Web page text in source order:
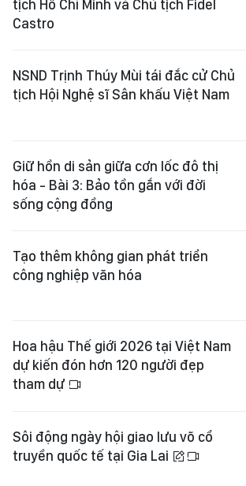
tịch Hồ Chí Minh và Chủ tịch Fidel
Castro
NSND Trịnh Thúy Mùi tái đắc cử Chủ
tịch Hội Nghệ sĩ Sân khấu Việt Nam
Giữ hồn di sản giữa cơn lốc đô thị
hóa - Bài 3: Bảo tồn gắn với đời
sống cộng đồng
Tạo thêm không gian phát triển
công nghiệp văn hóa
Hoa hậu Thế giới 2026 tại Việt Nam
dự kiến đón hơn 120 người đẹp
tham dự
Sôi động ngày hội giao lưu võ cổ
truyền quốc tế tại Gia Lai